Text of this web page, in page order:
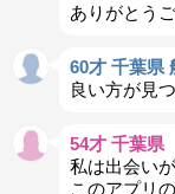
ありがとう
60才 千葉県
良い方が見
54才 千葉県
私は出会い
このアプリ